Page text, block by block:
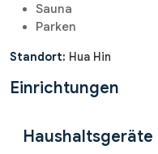
Sauna
Parken
Standort: Hua Hin
Einrichtungen
Haushaltsgeräte